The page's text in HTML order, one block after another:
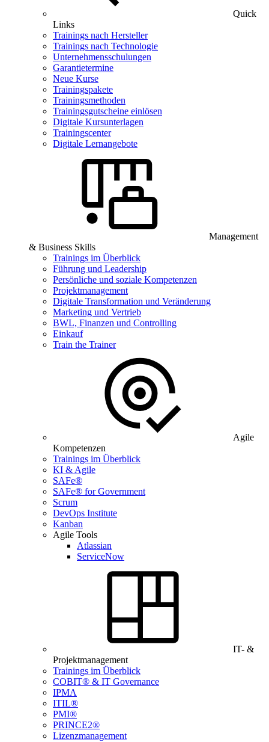
Quick
Links
Trainings nach Hersteller
Trainings nach Technologie
Unternehmensschulungen
Garantietermine
Neue Kurse
Trainingspakete
Trainingsmethoden
Trainingsgutscheine einlösen
Digitale Kursunterlagen
Trainingscenter
Digitale Lernangebote
Management
& Business Skills
Trainings im Überblick
Führung und Leadership
Persönliche und soziale Kompetenzen
Projektmanagement
Digitale Transformation und Veränderung
Marketing und Vertrieb
BWL, Finanzen und Controlling
Einkauf
Train the Trainer
Agile
Kompetenzen
Trainings im Überblick
KI & Agile
SAFe®
SAFe® for Government
Scrum
DevOps Institute
Kanban
Agile Tools
Atlassian
ServiceNow
IT- &
Projektmanagement
Trainings im Überblick
COBIT® & IT Governance
IPMA
ITIL®
PMI®
PRINCE2®
Lizenzmanagement